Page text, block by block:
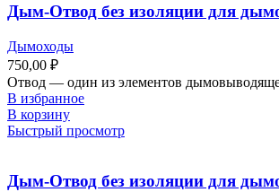
Дым-Отвод без изоляции для
Дымоходы
750,00 ₽
Отвод ― один из элементов
В избранное
В корзину
Быстрый просмотр
Дым-Отвод без изоляции для